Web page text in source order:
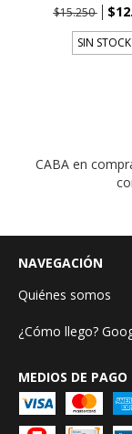
$15.250
SIN STOCK
CABA en
NAVEGACIÓN
Quiénes somos
¿Cómo llego?
MEDIOS DE PAGO